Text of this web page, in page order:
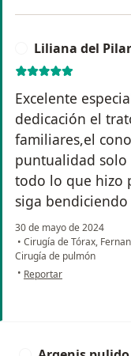
Liliana del
Excelente
dedicación el
familiares,el
puntualidad solo
todo lo que hizo
siga bendiciendo
30 de mayo de 2024
• Cirugía de Tórax,
Cirugía de pulmón
• en opinión del usuario
Reportar